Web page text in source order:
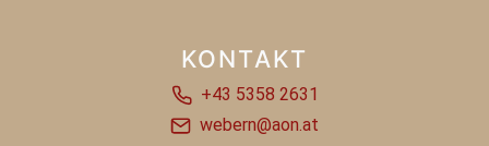
KONTAKT
+43 5358 2631
webern@aon.at